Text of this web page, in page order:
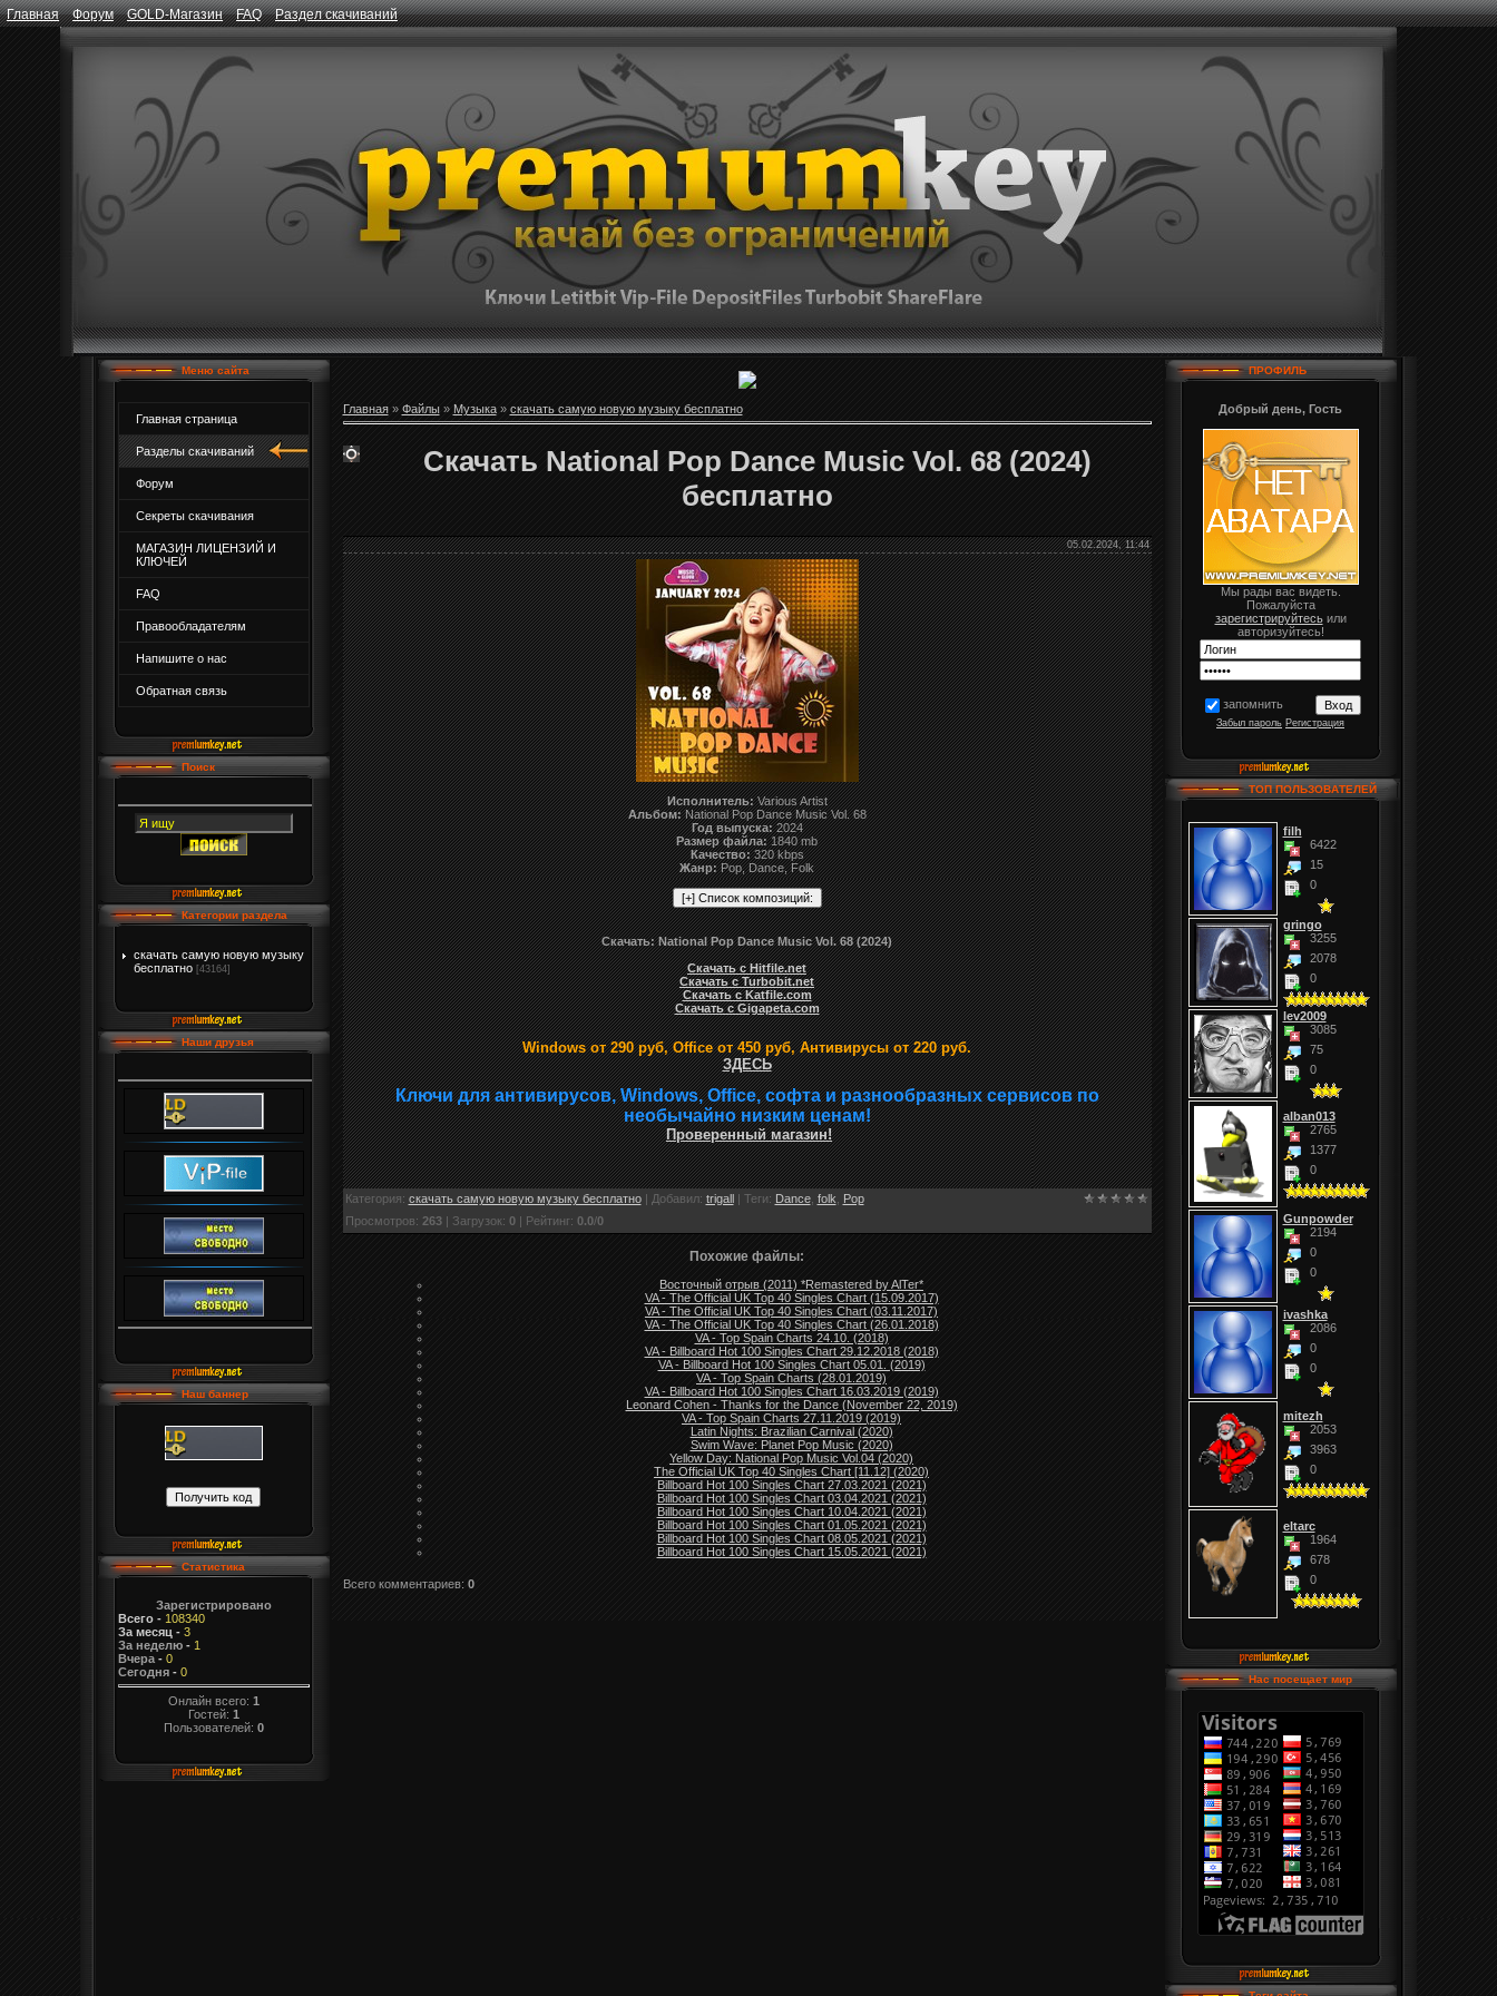
Главная Форум GOLD-Магазин FAQ Раздел скачиваний
Меню сайта
Главная страница
Разделы скачиваний
Форум
Секреты скачивания
МАГАЗИН ЛИЦЕНЗИЙ И
КЛЮЧЕЙ
FAQ
Правообладателям
Напишите о нас
Обратная связь
Поиск
Категории раздела
скачать самую новую музыку
бесплатно [43164]
Наши друзья
Наш баннер
Статистика
Зарегистрировано
Всего- 108340
За месяц - 3
За неделю- 1
Вчера- 0
Сегодня- 0
Онлайн всего: 1
Гостей: 1
Пользователей: 0
Главная» Файлы» Музыка» скачать самую новую музыку бесплатно
Скачать National Pop Dance Music Vol. 68 (2024)
бесплатно
05.02.2024, 11:44
Исполнитель:Various Artist
Альбом:National Pop Dance Music Vol. 68
Год выпуска:2024
Размер файла:1840 mb
Качество:320 kbps
Жанр:Pop, Dance, Folk
Скачать: National Pop Dance Music Vol. 68 (2024)
Скачать с Hitfile.net
Скачать с Turbobit.net
Скачать с Katfile.com
Скачать с Gigapeta.com
Windows от 290 руб, Office от 450 руб, Антивирусы от 220 руб.
ЗДЕСЬ
Ключи для антивирусов, Windows, Office, софта и разнообразных сервисов по
необычайно низким ценам!
Проверенный магазин!
Категория: скачать самую новую музыку бесплатно| Добавил: trigall| Теги: Dance, folk
Pop
Просмотров: 263| Загрузок: 0| Рейтинг: 0.0/0
Похожие файлы:
Восточный отрыв (2011) *Remastered by AlTer*
VA - The Official UK Top 40 Singles Chart (15.09.2017)
VA - The Official UK Top 40 Singles Chart (03.11.2017)
VA - The Official UK Top 40 Singles Chart (26.01.2018)
VA - Top Spain Charts 24.10. (2018)
VA - Billboard Hot 100 Singles Chart 29.12.2018 (2018)
VA - Billboard Hot 100 Singles Chart 05.01. (2019)
VA - Top Spain Charts (28.01.2019)
VA - Billboard Hot 100 Singles Chart 16.03.2019 (2019)
Leonard Cohen - Thanks for the Dance (November 22, 2019)
VA - Top Spain Charts 27.11.2019 (2019)
Latin Nights: Brazilian Carnival (2020)
Swim Wave: Planet Pop Music (2020)
Yellow Day: National Pop Music Vol.04 (2020)
The Official UK Top 40 Singles Chart [11.12] (2020)
Billboard Hot 100 Singles Chart 27.03.2021 (2021)
Billboard Hot 100 Singles Chart 03.04.2021 (2021)
Billboard Hot 100 Singles Chart 10.04.2021 (2021)
Billboard Hot 100 Singles Chart 01.05.2021 (2021)
Billboard Hot 100 Singles Chart 08.05.2021 (2021)
Billboard Hot 100 Singles Chart 15.05.2021 (2021)
Всего комментариев: 0
ПРОФИЛЬ
Добрый день, Гость
Мы рады вас видеть.
Пожалуйста
зарегистрируйтесьили
авторизуйтесь!
запомнить
Забыл пароль Регистрация
ТОП ПОЛЬЗОВАТЕЛЕЙ
filh
6422
15
0
gringo
3255
2078
0
lev2009
3085
75
0
alban013
2765
1377
0
Gunpowder
2194
0
0
ivashka
2086
0
0
mitezh
2053
3963
0
eltarc
1964
678
0
Нас посещает мир